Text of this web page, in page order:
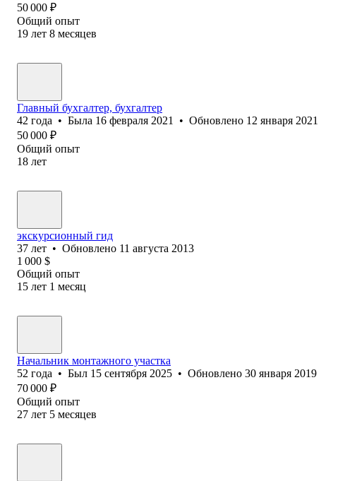
50 000 ₽
Общий опыт
19 лет 8 месяцев
Главный бухгалтер, бухгалтер
42 года • Была 16 февраля 2021 • Обновлено 12 января 2021
50 000 ₽
Общий опыт
18 лет
экскурсионный гид
37 лет • Обновлено 11 августа 2013
1 000 $
Общий опыт
15 лет 1 месяц
Начальник монтажного участка
52 года • Был 15 сентября 2025 • Обновлено 30 января 2019
70 000 ₽
Общий опыт
27 лет 5 месяцев